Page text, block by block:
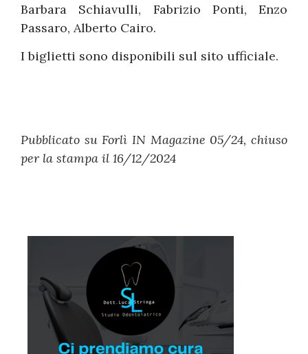
Barbara Schiavulli, Fabrizio Ponti, Enzo
Passaro, Alberto Cairo.
I biglietti sono disponibili sul sito ufficiale.
Pubblicato su Forlì IN Magazine 05/24, chiuso
per la stampa il 16/12/2024